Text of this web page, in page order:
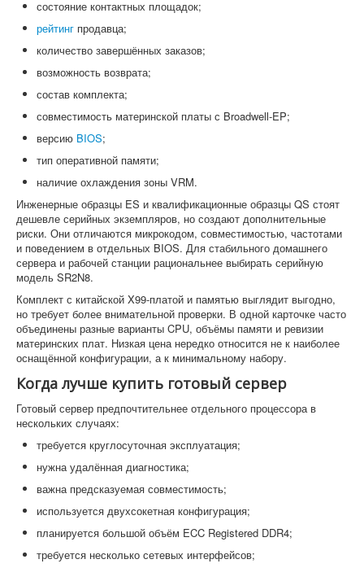
состояние контактных площадок;
рейтинг продавца;
количество завершённых заказов;
возможность возврата;
состав комплекта;
совместимость материнской платы с Broadwell-EP;
версию BIOS;
тип оперативной памяти;
наличие охлаждения зоны VRM.
Инженерные образцы ES и квалификационные образцы QS стоят
дешевле серийных экземпляров, но создают дополнительные
риски. Они отличаются микрокодом, совместимостью, частотами
и поведением в отдельных BIOS. Для стабильного домашнего
сервера и рабочей станции рациональнее выбирать серийную
модель SR2N8.
Комплект с китайской X99-платой и памятью выглядит выгодно,
но требует более внимательной проверки. В одной карточке часто
объединены разные варианты CPU, объёмы памяти и ревизии
материнских плат. Низкая цена нередко относится не к наиболее
оснащённой конфигурации, а к минимальному набору.
Когда лучше купить готовый сервер
Готовый сервер предпочтительнее отдельного процессора в
нескольких случаях:
требуется круглосуточная эксплуатация;
нужна удалённая диагностика;
важна предсказуемая совместимость;
используется двухсокетная конфигурация;
планируется большой объём ECC Registered DDR4;
требуется несколько сетевых интерфейсов;